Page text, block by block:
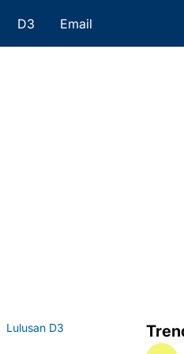
D3 Email
Lulusan D3